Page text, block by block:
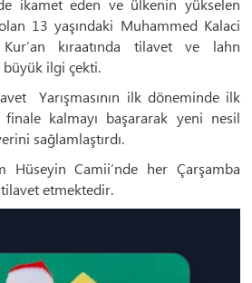
ikamet eden ve ülkenin yükselen
13 yaşındaki Muhammed Kalaci
kıraatında tilavet ve lahn
ilgi çekti.
Yarışmasının ilk döneminde ilk
finale kalmayı başararak yeni nesil
sağlamlaştırdı.
Hüseyin Camii’nde her Çarşamba
tilavet etmektedir.